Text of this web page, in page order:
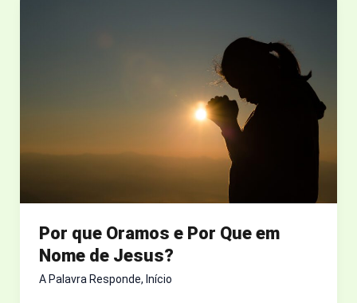
TEMPO?
Por que Oramos e Por Que em
Nome de Jesus?
A Palavra Responde, Início